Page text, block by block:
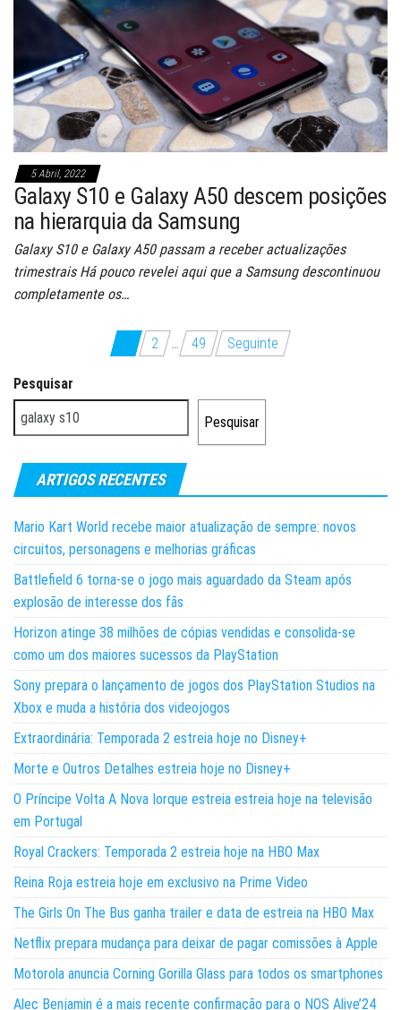
5 Abril, 2022
Galaxy S10 e Galaxy A50 descem posições
na hierarquia da Samsung
Galaxy S10 e Galaxy A50 passam a receber actualizações
trimestrais Há pouco revelei aqui que a Samsung descontinuou
completamente os…
Paginação
dos
conteúdos
1 2 49 Seguinte
Pesquisar
Pesquisar
ARTIGOS RECENTES
Mario Kart World recebe maior atualização de sempre: novos
circuitos, personagens e melhorias gráficas
Battlefield 6 torna-se o jogo mais aguardado da Steam após
explosão de interesse dos fãs
Horizon atinge 38 milhões de cópias vendidas e consolida-se
como um dos maiores sucessos da PlayStation
Sony prepara o lançamento de jogos dos PlayStation Studios na
Xbox e muda a história dos videojogos
Extraordinária: Temporada 2 estreia hoje no Disney+
Morte e Outros Detalhes estreia hoje no Disney+
O Príncipe Volta A Nova Iorque estreia estreia hoje na televisão
em Portugal
Royal Crackers: Temporada 2 estreia hoje na HBO Max
Reina Roja estreia hoje em exclusivo na Prime Video
The Girls On The Bus ganha trailer e data de estreia na HBO Max
Netflix prepara mudança para deixar de pagar comissões à Apple
Motorola anuncia Corning Gorilla Glass para todos os smartphones
Alec Benjamin é a mais recente confirmação para o NOS Alive’24